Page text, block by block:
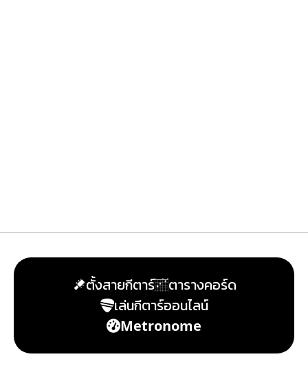
ตั้งสายกีตาร์
ตารางคอร์ด
เล่นกีตาร์ออนไลน์
Metronome